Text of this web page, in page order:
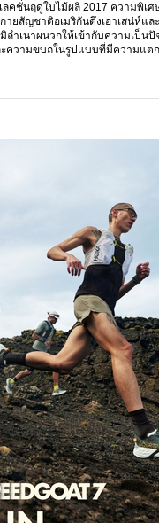
ลคชั่นฤดูใบไม้ผลิ 2017 ความพิเศ
ายสัญชาติอเมริกันดึงเอาเสน่ห์แ
ำเนาผนวกให้เข้ากับความเป็นปั
ความขบถในรูปแบบที่มีความแต